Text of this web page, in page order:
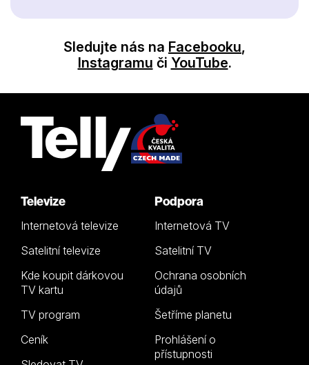
Sledujte nás na Facebooku,
Instagramu či YouTube.
Televize
Internetová televize
Satelitní televize
Kde koupit dárkovou
TV kartu
TV program
Ceník
Podpora
Internetová TV
Satelitní TV
Ochrana osobních
údajů
Šetříme planetu
Prohlášení o
přístupnosti